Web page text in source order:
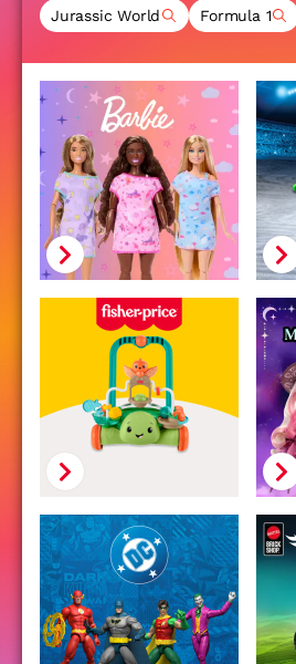
Jurassic World
Formula 1